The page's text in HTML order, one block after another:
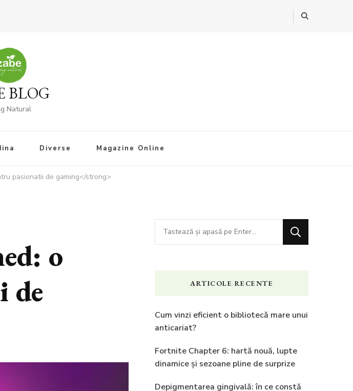
BLOG
Natural
Diverse Magazine Online
pasionatii de gaming</strong>
o
de
Cauți
ceva?
ARTICOLE RECENTE
Cum vinzi eficient o bibliotecă mare unui
anticariat?
Fortnite Chapter 6: hartă nouă, lupte
dinamice și sezoane pline de surprize
Depigmentarea gingivală: în ce constă